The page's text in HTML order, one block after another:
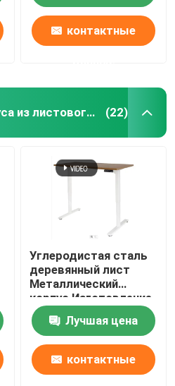
контактные
Изготовление корпуса из листового металла (22)
Углеродистая сталь
деревянный лист
Металлический
корпус Изготовление
регулируемый
конвертер спальный
стол
Лучшая цена
контактные